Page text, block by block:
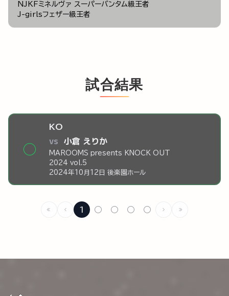
NJKFミネルヴァ スーパーバンタム級王者
J-girlsフェザー級王者
試合結果
◯
KO
vs 小倉 えりか
MAROOMS presents KNOCK OUT
2024 vol.5
2024年10月12日 後楽園ホール
1 ○ ○ ○ ○